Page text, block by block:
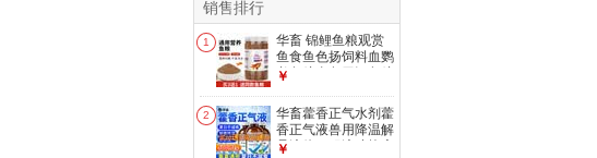
销售排行
1
华畜 锦鲤鱼粮观赏
鱼食鱼色扬饲料血鹦
鹉鱼粮金鱼罗汉鱼粮
【1mm观赏鱼粮】
500g
￥
2
华畜藿香正气水剂藿
香正气液兽用降温解
暑液体口服液猪抗应
￥